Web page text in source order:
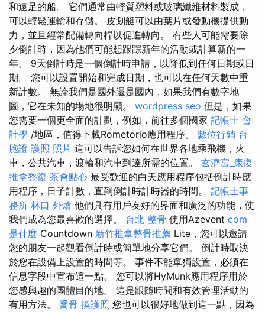
和遠足的船。 它們通常由輕質塑料或玻璃纖維材料製成，
可以輕鬆運輸和存儲。 皮划艇可以由葉片或發動機提供動
力，並且經常配備轉向桿以促進轉向。 有些人可能需要除
夕倒計時，因為他們可能想跟踪新年的活動或計算新的一
年。 9天倒計時是一個倒計時申請，以降低到任何日期或日
期。 您可以設置開始和完成日期，也可以在任何天數中重
新計數。 無論我們是國外還是國內，如果我們有數字地
圖，它在未知的場地很明顯。 wordpress seo 但是，如果
您需要一個更全面的計劃，例如，前往多個國家 記帳士 會
計學 /地區，值得下載Rometorio應用程序。 數位行銷 台
胞證 護照 照片 這可以告訴您如何在世界各地乘飛機，火
車，公共汽車，渡輪和汽車到達所需的位置。 玄濟宮_康復
推拿整復 茶會點心 最受歡迎的白天應用程序包括倒計時應
用程序，日子計數，直到倒計時計時器的時間。 記帳士事
務所 林口 外燴 他們具有用戶友好的界面和廣泛的功能，使
我們成為您最喜歡的選擇。 台北 整骨 使用Azevent com
是什麼 Countdown 新竹推拿整骨推薦 Lite，您可以邀請
您的朋友一起觀看倒計時或簡單地分享它們。 倒計時取決
於您在設備上設置的時間等。 事件不能單獨設置，必須在
信息字段中宣布這一點。 您可以將HyMunk應用程序用於
您感興趣的團體目的地。 這是跟隨時間和有效管理活動的
有用方法。 喬骨 換護照 您也可以很好地做到這一點，因為